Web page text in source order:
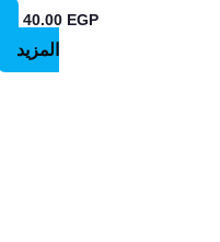
40.00 EGP
المزيد